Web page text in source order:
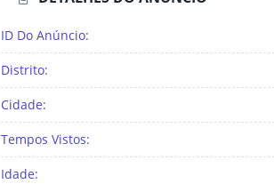
ID Do Anúncio:
Distrito:
Cidade:
Tempos Vistos:
Idade: